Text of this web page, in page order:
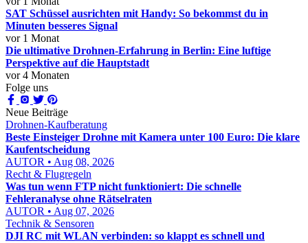
SAT Schüssel ausrichten mit Handy: So bekommst du in
Minuten besseres Signal
vor 1 Monat
Die ultimative Drohnen-Erfahrung in Berlin: Eine luftige
Perspektive auf die Hauptstadt
vor 4 Monaten
Folge uns
Neue Beiträge
Drohnen-Kaufberatung
Beste Einsteiger Drohne mit Kamera unter 100 Euro: Die klare
Kaufentscheidung
AUTOR • Aug 08, 2026
Recht & Flugregeln
Was tun wenn FTP nicht funktioniert: Die schnelle
Fehleranalyse ohne Rätselraten
AUTOR • Aug 07, 2026
Technik & Sensoren
DJI RC mit WLAN verbinden: so klappt es schnell und